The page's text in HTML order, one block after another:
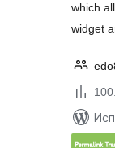
which
widget